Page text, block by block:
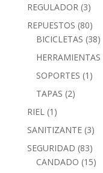
REGULADOR (3)
REPUESTOS (80)
BICICLETAS (38)
HERRAMIENTAS
SOPORTES (1)
TAPAS (2)
RIEL (1)
SANITIZANTE (3)
SEGURIDAD (83)
CANDADO (15)